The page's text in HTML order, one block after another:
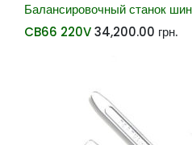
Балансировочный станок
CB66 220V34,200.00 грн.